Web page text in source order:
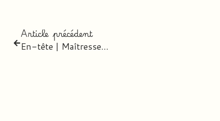
Article précédent
En-tête | Maîtresse de la forêt